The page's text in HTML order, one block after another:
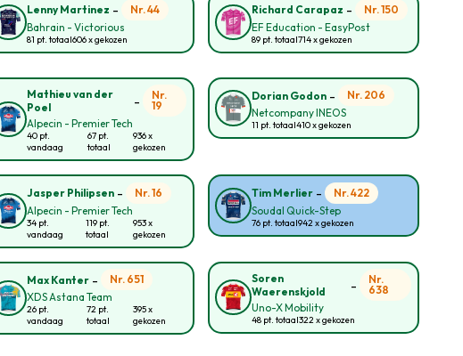
Lenny Martinez -
Nr. 44
Bahrain - Victorious
81 pt. totaal606 x gekozen
Richard Carapaz -
Nr. 150
EF Education - EasyPost
89 pt. totaal714 x gekozen
Mathieu van der
Poel
-
Nr.
19
Alpecin - Premier Tech
40 pt.
vandaag
67 pt.
totaal
936 x
gekozen
Dorian Godon-
Nr. 206
Netcompany INEOS
11 pt. totaal410 x gekozen
Jasper Philipsen-
Nr. 16
Alpecin - Premier Tech
34 pt.
vandaag
119 pt.
totaal
953 x
gekozen
Tim Merlier-
Nr. 422
Soudal Quick-Step
76 pt. totaal942 x gekozen
Max Kanter-
Nr. 651
XDS Astana Team
26 pt.
vandaag
72 pt.
totaal
395 x
gekozen
Soren
Waerenskjold
-
Nr.
638
Uno-X Mobility
48 pt. totaal322 x gekozen